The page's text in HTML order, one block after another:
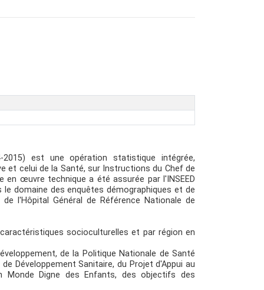
2015) est une opération statistique intégrée,
et celui de la Santé, sur Instructions du Chef de
œuvre technique a été assurée par l'INSEED
domaine des enquêtes démographiques et de
l'Hôpital Général de Référence Nationale de
socioculturelles et par région en
de la Politique Nationale de Santé
Développement Sanitaire, du Projet d'Appui au
Digne des Enfants, des objectifs des